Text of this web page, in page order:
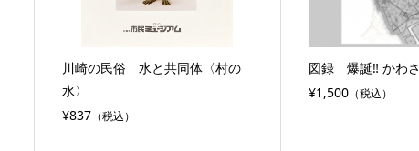
川崎の民俗 水と共同体〈村の
水〉
¥837 （税込）
図録 爆誕‼ かわ
¥1,500（税込）